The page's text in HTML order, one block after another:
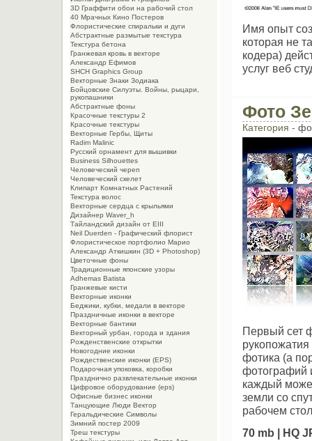
Имя опыт
которая не
кодера)
услуг веб
Фото
Категория -
Первый сет
фотика (а
фотографий
каждый
земли со
рабочем
70 mb | HQ
3D Граффити обои на рабочий стол
40 Мрачных Кино Постеров
Флористические спиральки и дуги
Абстрактные размытые текстура
Текстура бетона
Гранжевая кровь в векторе
Александр Ефимов
SHCH Graphics Group
Векторные Знаки Зодиака
Бойцовские Силуэты. Войны, рыцари,
рукопашники
Абстрактные фоны
Красочные текстуры 2
Красочные текстуры
Векторные Гербы, Щиты
Radim Malinic
Русский орнамент для вышивки
Business Silhouettes
Человеческий череп
Человеческий скелет
Клипарт Комнатных Растений
Текстура волос
Векторные сердца с крыльями
Дизайнер Waver_h
Тайландский дизайн от EIII
Neil Duerden - Графический флорист
Флористическое портфолио Марио
Александр Аткишкин (3D + Photoshop)
Цветочные фоны
Традиционные японские узоры
Adhemas Batista
Гранжевые кисти
Векторные иконки
Беджики, кубки, медали в векторе
Праздничные иконки в векторе
Векторные бантики
Векторный урбан, города и здания
Рожденственские открытки
Новогодние иконки
Рождественские иконки (EPS)
Подарочная упоковка, коробки
Празднично развлекательные иконки
Цифровое оборудование (eps)
Офисные бизнес иконки
Танцующие Люди Вектор
Геральдические Символы
Зимний постер 2009
Треш текстуры